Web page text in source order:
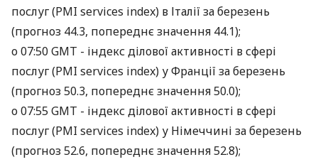
послуг (PMI services index) в Італії за березень
(прогноз 44.3, попереднє значення 44.1);
о 07:50 GMT - індекс ділової активності в сфері
послуг (PMI services index) у Франції за березень
(прогноз 50.3, попереднє значення 50.0);
о 07:55 GMT - індекс ділової активності в сфері
послуг (PMI services index) у Німеччині за березень
(прогноз 52.6, попереднє значення 52.8);